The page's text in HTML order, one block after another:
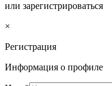
или зарегистрироваться
×
Регистрация
Информация о профиле